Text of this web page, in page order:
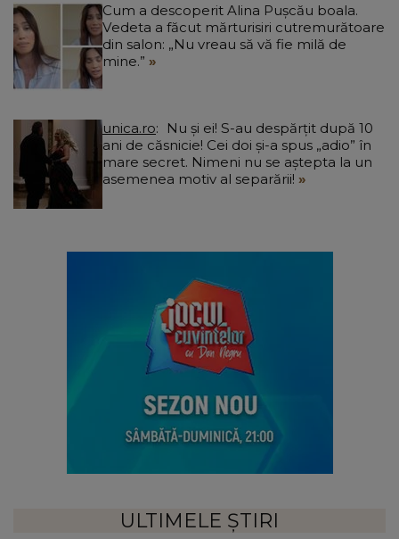
Cum a descoperit Alina Pușcău boala.
Vedeta a făcut mărturisiri cutremurătoare
din salon: „Nu vreau să vă fie milă de
mine.”
unica.ro
ani de căsnicie! Cei doi și-a spus „adio” în
mare secret. Nimeni nu se aștepta la un
asemenea motiv al separării!
ULTIMELE ȘTIRI